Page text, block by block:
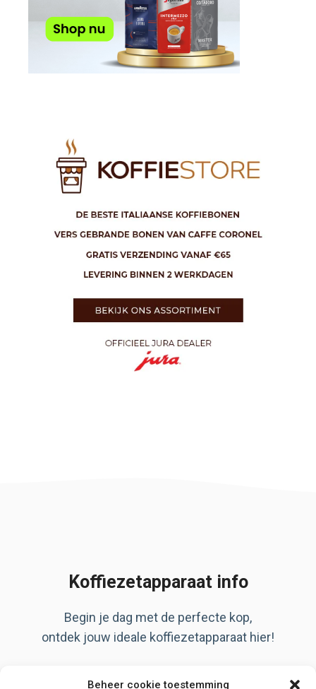
Beheer cookie toestemming
Koffiezetapparaat info
Begin je dag met de perfecte kop,
ontdek jouw ideale koffiezetapparaat hier!